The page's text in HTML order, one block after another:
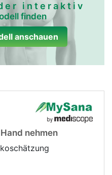
interaktiv
finden
anschauen
nehmen